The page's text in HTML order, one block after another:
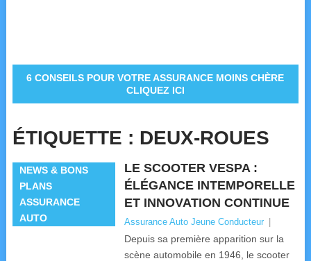
6 CONSEILS POUR VOTRE ASSURANCE MOINS CHÈRE
CLIQUEZ ICI
ÉTIQUETTE : DEUX-ROUES
NEWS & BONS
PLANS
ASSURANCE
AUTO
LE SCOOTER VESPA :
ÉLÉGANCE INTEMPORELLE
ET INNOVATION CONTINUE
Assurance Auto Jeune Conducteur
Depuis sa première apparition sur la
scène automobile en 1946, le scooter